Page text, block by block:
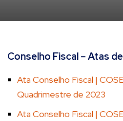
Conselho Fiscal – Atas
Ata Conselho Fiscal |
Quadrimestre de 2023
Ata Conselho Fiscal |